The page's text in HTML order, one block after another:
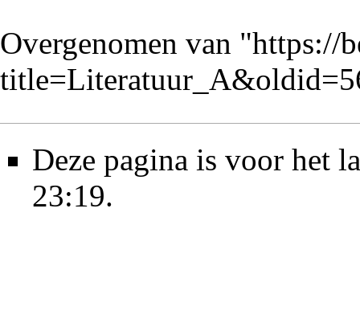
Overgenomen van "https://
Deze pagina is voor het
23:19.